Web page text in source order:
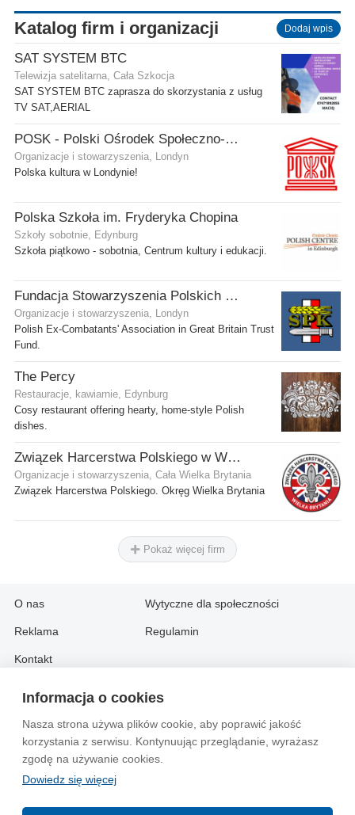
Informacja o cookies
Nasza strona używa plików cookie, aby poprawić jakość
korzystania z serwisu. Kontynuując przeglądanie, wyrażasz
zgodę na używanie cookies.
Dowiedz się więcej
Katalog firm i organizacji Dodaj wpis
SAT SYSTEM BTC
Telewizja satelitarna, Cała Szkocja
SAT SYSTEM BTC zaprasza do skorzystania z usług
TV SAT,AERIAL
POSK - Polski Ośrodek Społeczno-Kulturalny
Organizacje i stowarzyszenia, Londyn
Polska kultura w Londynie!
Polska Szkoła im. Fryderyka Chopina
Szkoły sobotnie, Edynburg
Szkoła piątkowo - sobotnia, Centrum kultury i edukacji.
Fundacja Stowarzyszenia Polskich Kombatantów w Wielkiej Brytanii
Organizacje i stowarzyszenia, Londyn
Polish Ex-Combatants' Association in Great Britain Trust
Fund.
The Percy
Restauracje, kawiarnie, Edynburg
Cosy restaurant offering hearty, home-style Polish
dishes.
Związek Harcerstwa Polskiego w Wielkiej Brytanii
Organizacje i stowarzyszenia, Cała Wielka Brytania
Związek Harcerstwa Polskiego. Okręg Wielka Brytania
Pokaż więcej firm
O nas
Reklama
Kontakt
Wytyczne dla społeczności
Regulamin
Information in English:
About
Advertise
Contact